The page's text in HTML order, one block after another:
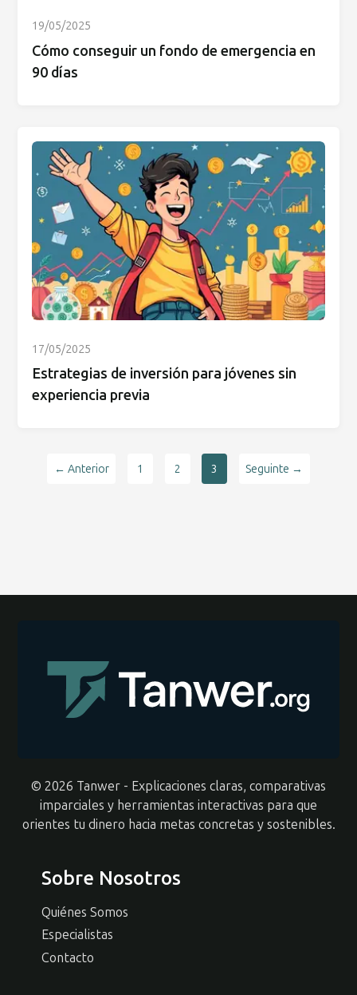
19/05/2025
Cómo conseguir un fondo de emergencia en
90 días
17/05/2025
Estrategias de inversión para jóvenes sin
experiencia previa
← Anterior 1 2 3 Seguinte →
© 2026 Tanwer - Explicaciones claras, comparativas
imparciales y herramientas interactivas para que
orientes tu dinero hacia metas concretas y sostenibles.
Sobre Nosotros
Quiénes Somos
Especialistas
Contacto